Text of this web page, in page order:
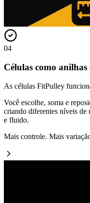
04
Células como anilhas
As células FitPulley
Você escolhe, soma e
criando diferentes níveis de
e fluido.
Mais controle. Mais